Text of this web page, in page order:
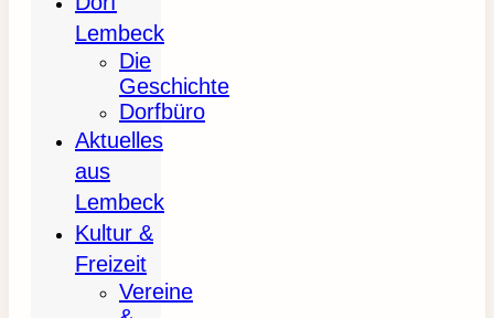
Lembeck
Die
Geschichte
Dorfbüro
Aktuelles
aus
Lembeck
Kultur &
Freizeit
Vereine